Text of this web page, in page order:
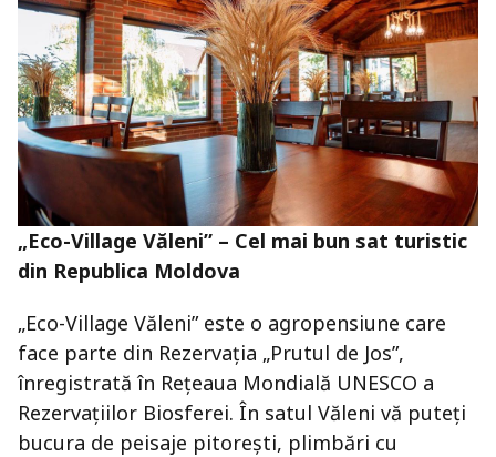
„Eco-Village Văleni” – Cel mai bun sat turistic
din Republica Moldova
„Eco-Village Văleni” este o agropensiune care
face parte din Rezervația „Prutul de Jos”,
înregistrată în Rețeaua Mondială UNESCO a
Rezervațiilor Biosferei. În satul Văleni vă puteți
bucura de peisaje pitorești, plimbări cu